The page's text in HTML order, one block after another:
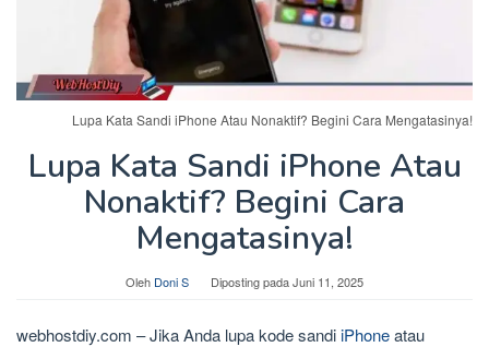
Lupa Kata Sandi iPhone Atau Nonaktif? Begini Cara Mengatasinya!
Lupa Kata Sandi iPhone Atau
Nonaktif? Begini Cara
Mengatasinya!
Oleh Doni S Diposting padaJuni 11, 2025
webhostdiy.com – Jika Anda lupa kode sandiiPhoneatau